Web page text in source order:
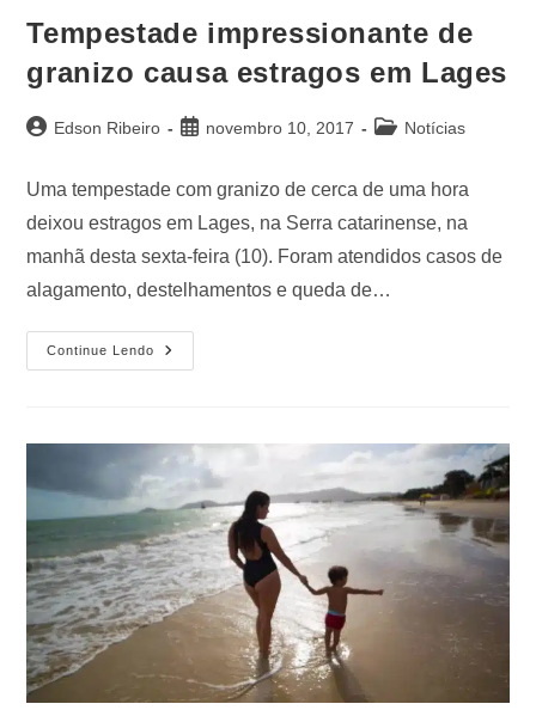
Tempestade impressionante de
granizo causa estragos em Lages
Edson Ribeiro novembro 10, 2017 Notícias
Uma tempestade com granizo de cerca de uma hora
deixou estragos em Lages, na Serra catarinense, na
manhã desta sexta-feira (10). Foram atendidos casos de
alagamento, destelhamentos e queda de…
Continue Lendo